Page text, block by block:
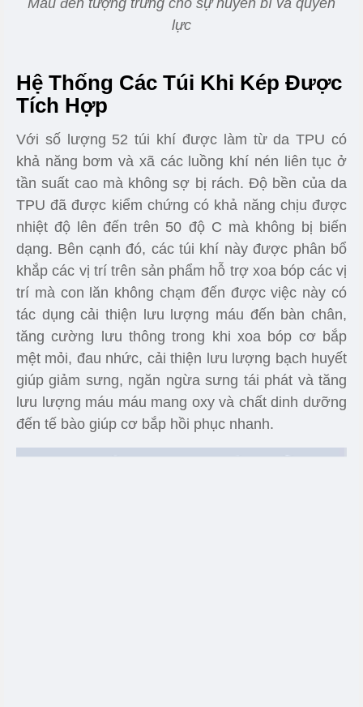
Màu đen tượng trưng cho sự huyền bí và quyền
lực
Hệ Thống Các Túi Khi Kép Được
Tích Hợp
Với số lượng 52 túi khí được làm từ da TPU có
khả năng bơm và xã các luồng khí nén liên tục ở
tần suất cao mà không sợ bị rách. Độ bền của da
TPU đã được kiểm chứng có khả năng chịu được
nhiệt độ lên đến trên 50 độ C mà không bị biến
dạng. Bên cạnh đó, các túi khí này được phân bổ
khắp các vị trí trên sản phẩm hỗ trợ xoa bóp các vị
trí mà con lăn không chạm đến được việc này có
tác dụng cải thiện lưu lượng máu đến bàn chân,
tăng cường lưu thông trong khi xoa bóp cơ bắp
mệt mỏi, đau nhức, cải thiện lưu lượng bạch huyết
giúp giảm sưng, ngăn ngừa sưng tái phát và tăng
lưu lượng máu máu mang oxy và chất dinh dưỡng
đến tế bào giúp cơ bắp hồi phục nhanh.